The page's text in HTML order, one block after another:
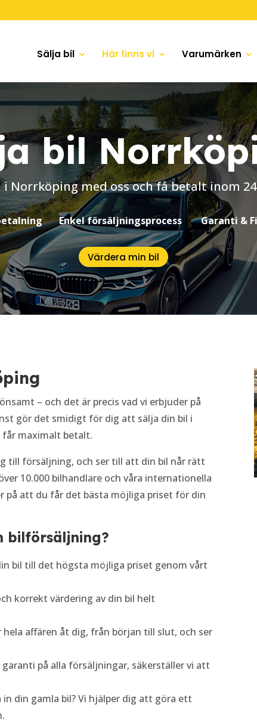
Sälja bil Här finns vi Varumärken
bil
i Norrköping med oss och få betalt inom
Enkel försäljningsprocess Garanti &
Värdera min bil
– och det är precis vad vi erbjuder på
gör det smidigt för dig att sälja din bil i
maximalt betalt.
till försäljning, och ser till att din bil når rätt
10.000 bilhandlare och våra internationella
på att du får det bästa möjliga priset för din
bilförsäljning?
bil till det högsta möjliga priset genom vårt
korrekt värdering av din bil helt
hela affären åt dig, från början till slut, och ser
garanti på alla försäljningar, säkerställer vi att
in din gamla bil? Vi hjälper dig att göra ett